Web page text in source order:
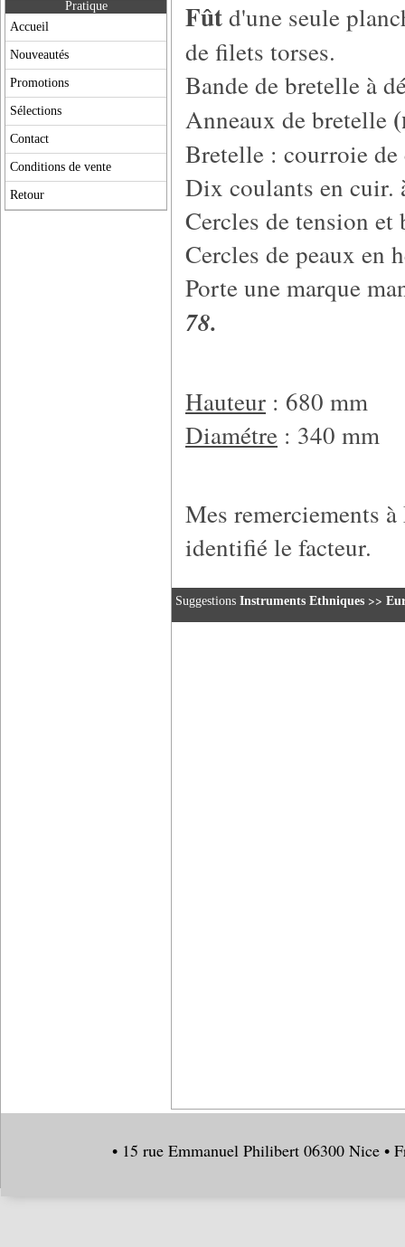
Pratique
Accueil
Nouveautés
Promotions
Sélections
Contact
Conditions de vente
Retour
Fûtd'une seule
de filets torses.
Bande de bretelle à
Anneaux de bretelle
Bretelle : courroie
Dix coulants en cuir.
Cercles de tension
Cercles de peaux en
Porte une marque
78.
Hauteur : 680 mm
Diamétre : 340 mm
Mes remerciements
identifié le facteur.
Suggestions Instruments Ethniques >>
• 15 rue Emmanuel Philibert 06300 Nice •